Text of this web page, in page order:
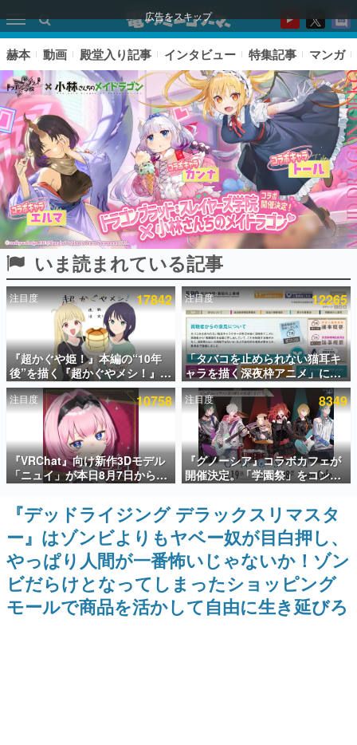
広告をスキップ
ピックアップ
電ファミのいま読まれている記事ランキング
アプリセール情報
インタビュー
連載・特集一覧
殿堂入り記事
SNS拡散数が数千以上！ ページビュー数万以上！ などな
ど。多くの人々に読まれた、電ファミ渾身の“殿堂入り”記
事をまとめました。
ゲームの企画書
名作ゲームクリエイターの方々に製作時のエピソードをお
聞きし、ヒットする企画（ゲーム）とは何か？を探ってい
きます。
赫本
この物語を解いてはいけない。『赫本』は、〈試験問題〉
の形をした短編ホラー小説集です。
赫本 動画 殿堂入り記事 インタビュー 特集記事 マンガ
いま読まれている記事
注目度 17842
『超かぐや姫！』本編の“10年
後”を描く『超かぐやメシ！』
Web連載決定。新たなWebマン
ガレーベル「ビビビコミック」
にて特別話が掲載スタート、あ
のお話には…まだ続きがある！
注目度 12265
「タバコを止められない猫耳キ
ャラを描く深夜枠アニメ」に視
聴者の一部から批判意見。違法
薬物の使用と思しき描写も含め
て、BPOが議論を交わす
注目度 10758
『VRChat』向け新作3Dモデル
「ニュイ」が本日8月7日から
BOOTHにて発売。瞳に光る星
や感情豊かな表情が、小悪魔か
わいい
注目度 8349
『グノーシア』コラボカフェが
開催決定。「学園祭」をコンセ
プトに、模擬店やセツやSQ、ラ
キオたちが学祭バンドを楽しむ
様子を切り取った新グッズが展
開
『デッドライジング デラックスリマスタ
ー』はゾンビよりもヤベー奴が目白押し、
やっぱり人間が一番怖いじゃないか！ゾン
ビだらけとなってしまったショッピング
モールで商品を活かして自由に生き延びろ